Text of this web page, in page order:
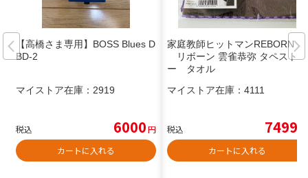
【高橋さま専用】BOSS Blues D
BD-2
マイストア在庫： 2919
税込 6000円
カートに入れる
家庭教師ヒットマンREBORN！
リボーン 雲雀恭弥 タペストリ
ー タオル
マイストア在庫： 4111
税込 7499
カートに入れる